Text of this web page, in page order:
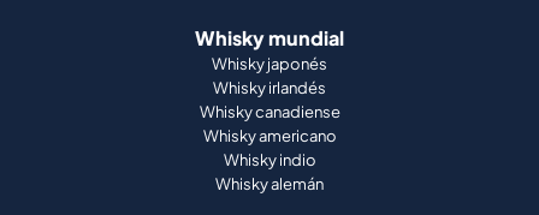
Whisky mundial
Whisky japonés
Whisky irlandés
Whisky canadiense
Whisky americano
Whisky indio
Whisky alemán